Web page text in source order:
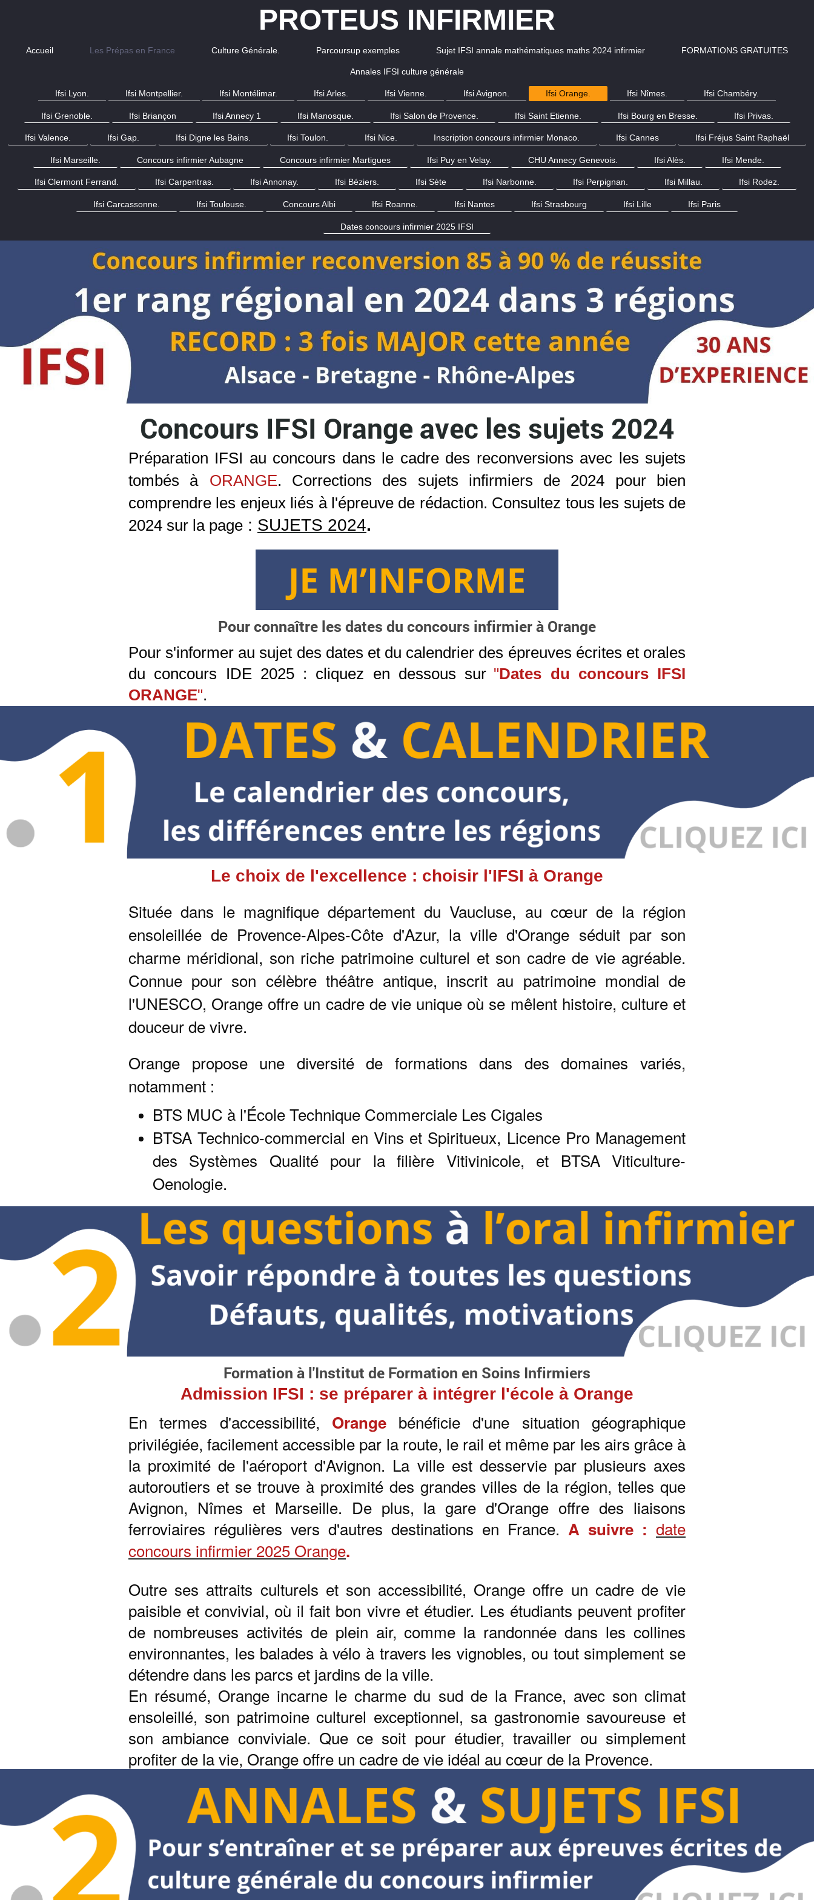
PROTEUS INFIRMIER
Accueil Les Prépas en France Culture Générale. Parcoursup exemples Sujet IFSI annale mathématiques maths 2024 infirmier FORMATIONS GRATUITES
Annales IFSI culture générale
Ifsi Lyon. Ifsi Montpellier. Ifsi Montélimar. Ifsi Arles. Ifsi Vienne. Ifsi Avignon. Ifsi Orange. Ifsi Nîmes. Ifsi Chambéry.
Ifsi Grenoble. Ifsi Briançon Ifsi Annecy 1 Ifsi Manosque. Ifsi Salon de Provence. Ifsi Saint Etienne. Ifsi Bourg en Bresse. Ifsi Privas.
Ifsi Valence. Ifsi Gap. Ifsi Digne les Bains. Ifsi Toulon. Ifsi Nice. Inscription concours infirmier Monaco. Ifsi Cannes Ifsi Fréjus Saint Raphaël
Ifsi Marseille. Concours infirmier Aubagne Concours infirmier Martigues Ifsi Puy en Velay. CHU Annecy Genevois. Ifsi Alès. Ifsi Mende.
Ifsi Clermont Ferrand. Ifsi Carpentras. Ifsi Annonay. Ifsi Béziers. Ifsi Sète Ifsi Narbonne. Ifsi Perpignan. Ifsi Millau. Ifsi Rodez.
Ifsi Carcassonne. Ifsi Toulouse. Concours Albi Ifsi Roanne. Ifsi Nantes Ifsi Strasbourg Ifsi Lille Ifsi Paris
Dates concours infirmier 2025 IFSI
Concours IFSI Orange avec les sujets 2024
Préparation IFSI au concours dans le cadre des reconversions avec les sujets
tombés à
ORANGE. Corrections des sujets infirmiers de 2024 pour bien
comprendre les enjeux liés à l'épreuve de rédaction. Consultez tous les sujets de
2024 sur la page : SUJETS 2024.
Pour connaître les dates du concours infirmier à Orange
Pour s'informer au sujet des dates et du calendrier des épreuves écrites et orales
du concours IDE 2025 : cliquez en dessous sur "Dates du concours IFSI
ORANGE".
Le choix de l'excellence : choisir l'IFSI à Orange
Située dans le magnifique département du Vaucluse, au cœur de la région
ensoleillée de Provence-Alpes-Côte d'Azur, la ville d'Orange séduit par son
charme méridional, son riche patrimoine culturel et son cadre de vie agréable.
Connue pour son célèbre théâtre antique, inscrit au patrimoine mondial de
l'UNESCO, Orange offre un cadre de vie unique où se mêlent histoire, culture et
douceur de vivre.
Orange propose une diversité de formations dans des domaines variés,
notamment :
BTS MUC à l'École Technique Commerciale Les Cigales
BTSA Technico-commercial en Vins et Spiritueux, Licence Pro Management
des Systèmes Qualité pour la filière Vitivinicole, et BTSA Viticulture-
Oenologie.
Formation à l'Institut de Formation en Soins Infirmiers
Admission IFSI : se préparer à intégrer l'école à Orange
En termes d'accessibilité, Orange bénéficie d'une situation géographique
privilégiée, facilement accessible par la route, le rail et même par les airs grâce à
la proximité de l'aéroport d'Avignon. La ville est desservie par plusieurs axes
autoroutiers et se trouve à proximité des grandes villes de la région, telles que
Avignon, Nîmes et Marseille. De plus, la gare d'Orange offre des liaisons
ferroviaires régulières vers d'autres destinations en France. A suivre : date
concours infirmier 2025 Orange.
Outre ses attraits culturels et son accessibilité, Orange offre un cadre de vie
paisible et convivial, où il fait bon vivre et étudier. Les étudiants peuvent profiter
de nombreuses activités de plein air, comme la randonnée dans les collines
environnantes, les balades à vélo à travers les vignobles, ou tout simplement se
détendre dans les parcs et jardins de la ville.
En résumé, Orange incarne le charme du sud de la France, avec son climat
ensoleillé, son patrimoine culturel exceptionnel, sa gastronomie savoureuse et
son ambiance conviviale. Que ce soit pour étudier, travailler ou simplement
profiter de la vie, Orange offre un cadre de vie idéal au cœur de la Provence.